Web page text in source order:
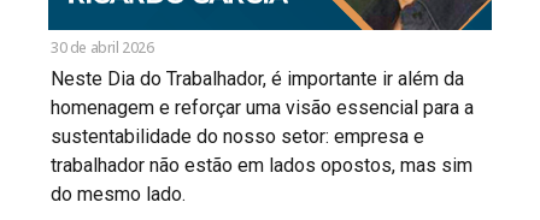
30 de abril 2026
Neste Dia do Trabalhador, é importante ir além da
homenagem e reforçar uma visão essencial para a
sustentabilidade do nosso setor: empresa e
trabalhador não estão em lados opostos, mas sim
do mesmo lado.